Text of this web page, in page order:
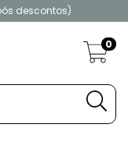
descontos)
0